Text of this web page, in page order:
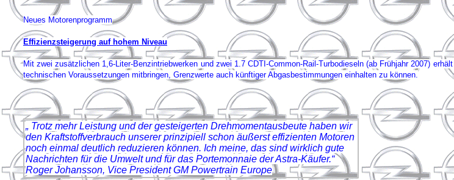
Neues Motorenprogramm
Effizienzsteigerung auf hohem Niveau
Mit zwei zusätzlichen 1,6-Liter-Benzintriebwerken und zwei 1.7 CDTI-Common-Rail-Turbodieseln (ab Frühjahr 2007)
technischen Voraussetzungen mitbringen, Grenzwerte auch künftiger Abgasbestimmungen einhalten zu können.
„ Trotz mehr Leistung und der gesteigerten Drehmomentausbeute haben wir
den Kraftstoffverbrauch unserer prinzipiell schon äußerst effizienten Motoren
noch einmal deutlich reduzieren können. Ich meine, das sind wirklich gute
Nachrichten für die Umwelt und für das Portemonnaie der Astra-Käufer.“
Roger Johansson, Vice President GM Powertrain Europe